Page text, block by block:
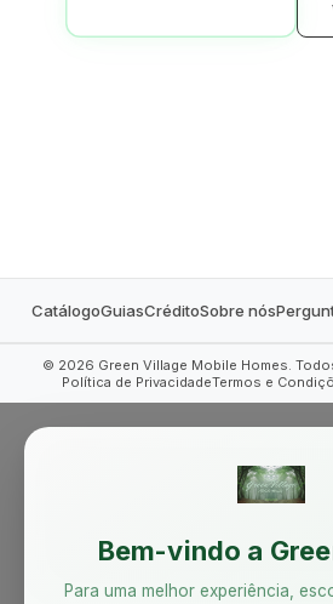
CatálogoGuiasCréditoSobre nós
© 2026 Green Village Mobile Homes.
Política de PrivacidadeTermos e
Bem-vindo a
Para uma melhor experiência,